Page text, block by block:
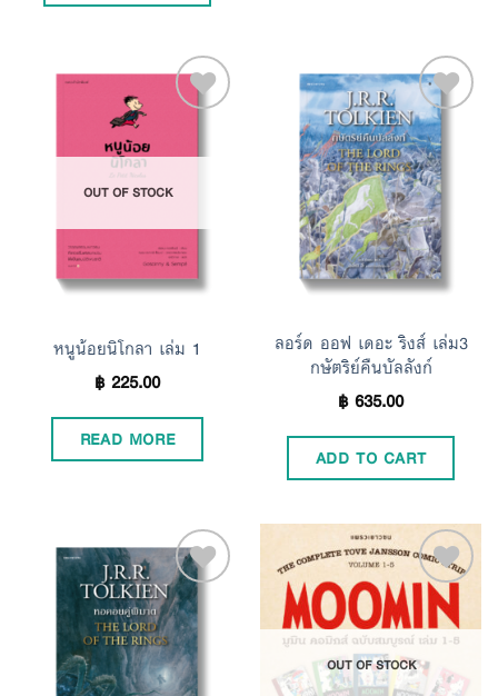
OUT OF STOCK
หนูน้อยนิโกลา เล่ม 1
฿225.00
READ MORE
Add to
Wishlist
ลอร์ด ออฟ เดอะ ริงส์ เล่ม3
กษัตริย์คืนบัลลังก์
฿635.00
ADD TO CART
Add to
Wishlist
Add to
Wishlist
OUT OF STOCK